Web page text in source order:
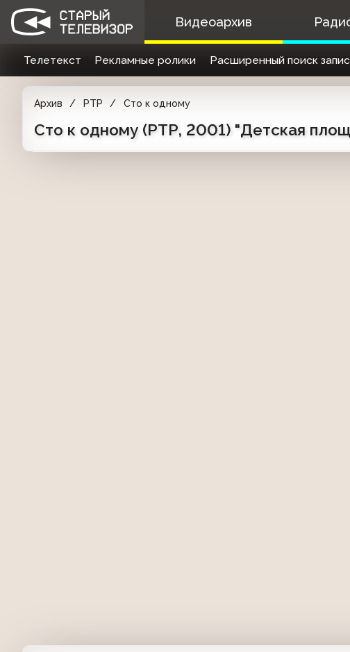
Видеоархив
Телетекст Рекламные ролики Расширенный поиск
Архив РТР Сто к одному
Сто к одному (РТР, 2001) "Детская